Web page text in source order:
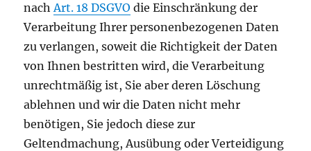
nachArt. 18 DSGVO die Einschränkung der
Verarbeitung Ihrer personenbezogenen Daten
zu verlangen, soweit die Richtigkeit der Daten
von Ihnen bestritten wird, die Verarbeitung
unrechtmäßig ist, Sie aber deren Löschung
ablehnen und wir die Daten nicht mehr
benötigen, Sie jedoch diese zur
Geltendmachung, Ausübung oder Verteidigung